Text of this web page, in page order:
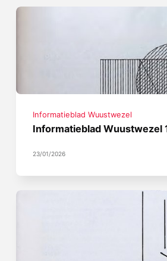
Informatieblad Wuustwezel
Informatieblad Wuustwezel
23/01/2026